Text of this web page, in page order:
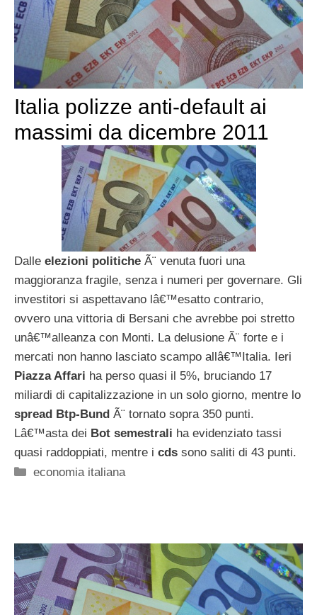
Italia polizze anti-default ai
massimi da dicembre 2011
Dalle elezioni politiche Ã¨ venuta fuori una
maggioranza fragile, senza i numeri per governare. Gli
investitori si aspettavano lâ€™esatto contrario,
ovvero una vittoria di Bersani che avrebbe poi stretto
unâ€™alleanza con Monti. La delusione Ã¨ forte e i
mercati non hanno lasciato scampo allâ€™Italia. Ieri
Piazza Affari ha perso quasi il 5%, bruciando 17
miliardi di capitalizzazione in un solo giorno, mentre lo
spread Btp-Bund Ã¨ tornato sopra 350 punti.
Lâ€™asta dei Bot semestrali ha evidenziato tassi
quasi raddoppiati, mentre i cds sono saliti di 43 punti.
Categorie
economia italiana